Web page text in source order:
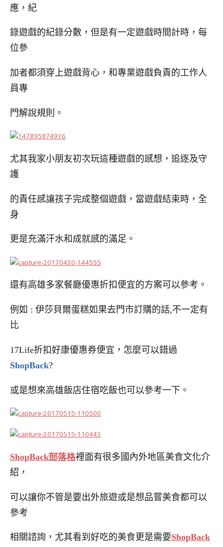
應，紀
錄遊戲的紀錄分數，但是有一定遊戲時間計時，每
位參
加者都須穿上遊戲背心，和專業遊戲負責的工作人
員專
門解說規則。
尤其我家小朋友初次玩這種遊戲的感想，追逐及守
護
的責任感讓孩子完成整個遊戲，當遊戲結束時，全
身
更是充滿汗水和成就感的滿足。
還有高雄多家餐廳優惠折扣便宜的方案可以參考。
例如 : 伊莎貝爾蛋糕如果去門市訂購的話,不一定有
比
17Life折扣好康優惠券便宜，怎麼可以錯過
ShopBack?
或是想來高雄飯店住宿吃飯也可以參考一下。
ShopBack部落格裡面有很多國內外地區美食文化介
紹，
可以讓你不管是要出外旅遊或是想品嘗美食都可以
參考
相關諮詢，尤其看到好吃的美食更是需要ShopBack